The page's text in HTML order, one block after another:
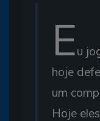
Eu
hoje
um
Hoje